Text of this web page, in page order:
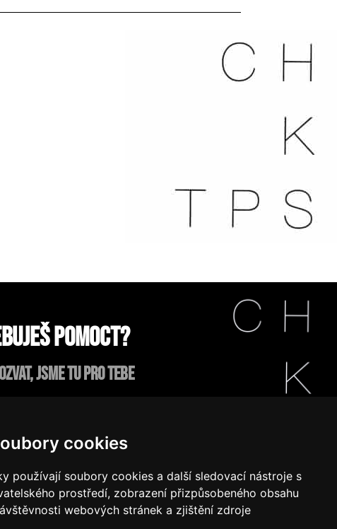
cookies
používají soubory cookies a další sledovací nástroje s
prostředí, zobrazení přizpůsobeného obsahu
webových stránek a zjištění zdroje
pomoct?
jsme tu pro tebe